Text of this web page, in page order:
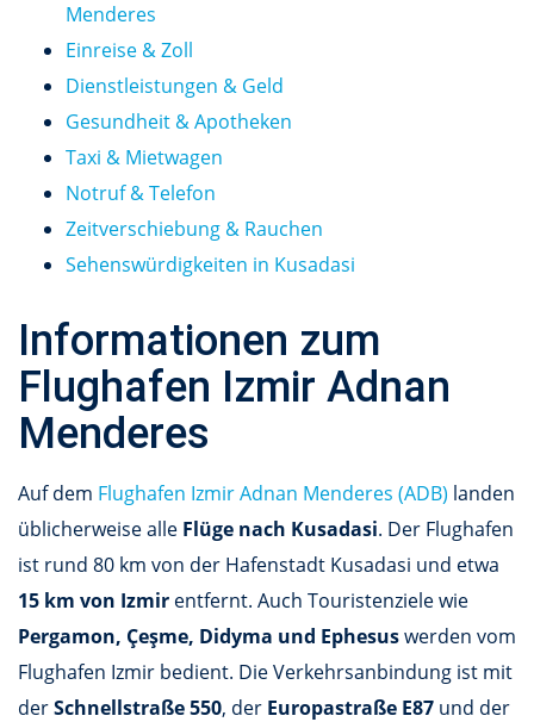
Menderes
Einreise & Zoll
Dienstleistungen & Geld
Gesundheit & Apotheken
Taxi & Mietwagen
Notruf & Telefon
Zeitverschiebung & Rauchen
Sehenswürdigkeiten in Kusadasi
Informationen zum
Flughafen Izmir Adnan
Menderes
Auf dem Flughafen Izmir Adnan Menderes (ADB) landen
üblicherweise alle Flüge nach Kusadasi. Der Flughafen
ist rund 80 km von der Hafenstadt Kusadasi und etwa
15 km von Izmir entfernt. Auch Touristenziele wie
Pergamon, Çeşme, Didyma und Ephesuswerden vom
Flughafen Izmir bedient. Die Verkehrsanbindung ist mit
derSchnellstraße 550, der Europastraße E87 und der